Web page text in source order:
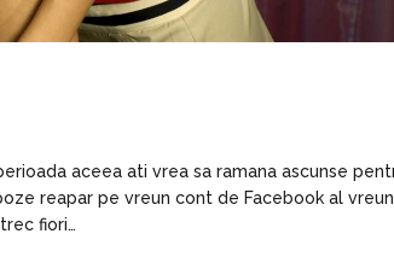
aceea ati vrea sa ramana ascunse
reapar pe vreun cont de Facebook al
fiori…